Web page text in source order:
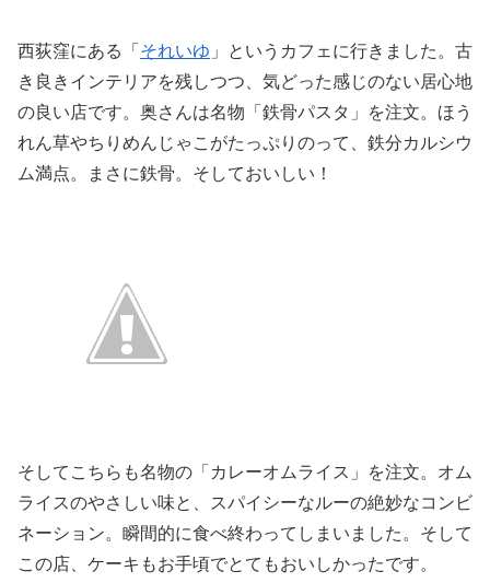
西荻窪にある「 それいゆ 」というカフェに行きました。古
き良きインテリアを残しつつ、気どった感じのない居心地
の良い店です。奥さんは名物「鉄骨パスタ」を注文。ほう
れん草やちりめんじゃこがたっぷりのって、鉄分カルシウ
ム満点。まさに鉄骨。そしておいしい！
そしてこちらも名物の「カレーオムライス」を注文。オム
ライスのやさしい味と、スパイシーなルーの絶妙なコンビ
ネーション。瞬間的に食べ終わってしまいました。そして
この店、ケーキもお手頃でとてもおいしかったです。